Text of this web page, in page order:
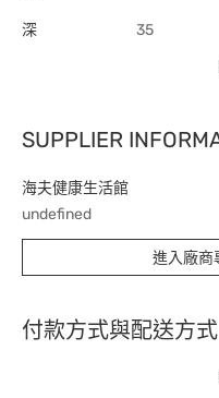
深 35
SUPPLIER
海夫健康生活館
undefined
進入廠商
付款方式與配送方式